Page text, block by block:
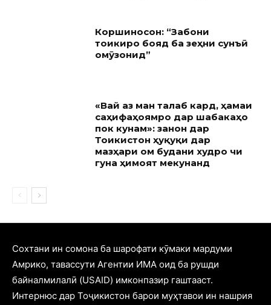
Коршиносон: “Забони
тоҷикиро бояд ба зеҳни сунъӣ
омӯзонид”
«Вай аз ман талаб кард, ҳамаи
саҳифаҳоямро дар шабакаҳо
пок кунам»: занон дар
Тоҷикистон ҳуқуқи дар
мазҳари ом будани худро чи
гуна ҳимоят мекунанд
Cохтани ин сомона ба шарофати кӯмаки мардуми
Амрико, тавассути Агентии ИМА оид ба рушди
байналмилалӣ (USAID) имконпазир гаштааст.
Интернюс дар Тоҷикистон барои муҳтавои ин нашрия